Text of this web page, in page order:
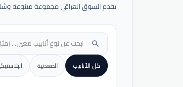
يقدم السوق العراقي مجموعة متنوعة
search
كل الأنابيب المعدنية